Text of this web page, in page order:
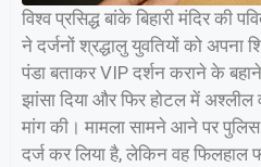
विश्व प्रसिद्ध बांके बिहारी मंदिर की
ने दर्जनों श्रद्धालु युवतियों को अपना
पंडा बताकर VIP दर्शन कराने के
झांसा दिया और फिर होटल में अश्लील
मांग की। मामला सामने आने पर
दर्ज कर लिया है, लेकिन वह फिलहाल